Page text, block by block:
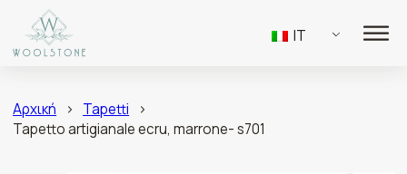
IT
Αρχική > Tapetti
>
Tapetto artigianale ecru, marrone- s701